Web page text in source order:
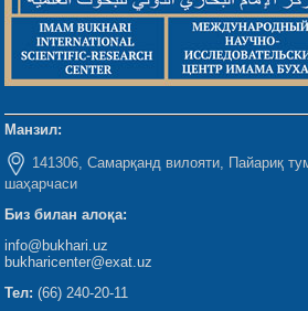
Манзил:
141306, Самарқанд вилояти,
шаҳарчаси
Биз билан алоқа:
info@bukhari.uz
bukharicenter@exat.uz
Тел: (66) 240-20-11